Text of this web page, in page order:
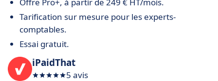
Tarification sur mesure pour les experts-
comptables.
Essai gratuit.
iPaidThat
5 avis